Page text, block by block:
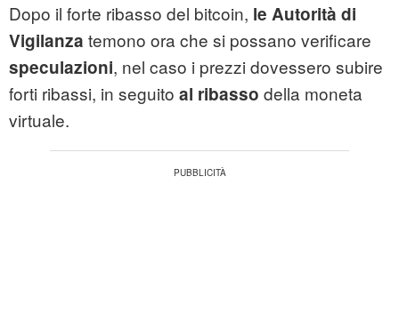
Dopo il forte ribasso del bitcoin, le Autorità di
Vigilanza temono ora che si possano verificare
speculazioni, nel caso i prezzi dovessero subire
forti ribassi, in seguito al ribasso della moneta
virtuale.